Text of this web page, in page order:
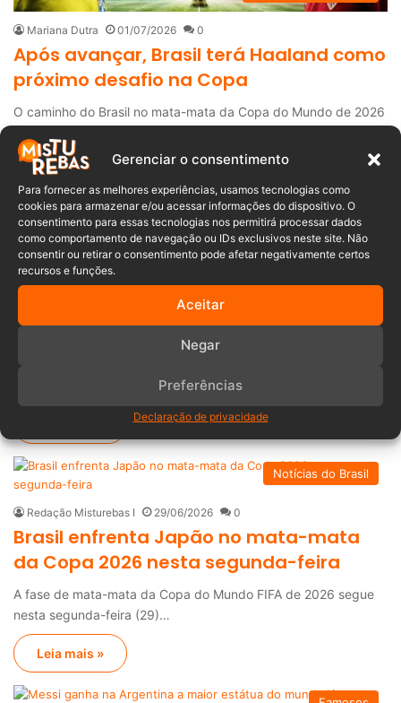
Gerenciar o consentimento
Para fornecer as melhores experiências, usamos tecnologias como
cookies para armazenar e/ou acessar informações do dispositivo. O
consentimento para essas tecnologias nos permitirá processar dados
como comportamento de navegação ou IDs exclusivos neste site. Não
consentir ou retirar o consentimento pode afetar negativamente certos
recursos e funções.
Aceitar
Negar
Preferências
Declaração de privacidade
Mariana Dutra 01/07/2026 0
Após avançar, Brasil terá Haaland como
próximo desafio na Copa
O caminho do Brasil no mata-mata da Copa do Mundo de 2026
Leia mais »
Notícias de Esportes
Redação Misturebas II 29/06/2026 0
Virada emocionante! Brasil vence o
Japão por 2 a 1 e avança às oitavas de
final
O Brasil garantiu a classificação às oitavas de final da Copa do
Notícias do Brasil
Redação Misturebas I 29/06/2026 0
Brasil enfrenta Japão no mata-mata
da Copa 2026 nesta segunda-feira
A fase de mata-mata da Copa do Mundo FIFA de 2026 segue
nesta segunda-feira (29)…
Leia mais »